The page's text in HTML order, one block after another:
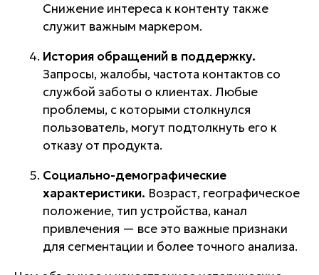
Снижение интереса к контенту также
служит важным маркером.
История обращений в поддержку.
Запросы, жалобы, частота контактов со
службой заботы о клиентах. Любые
проблемы, с которыми столкнулся
пользователь, могут подтолкнуть его к
отказу от продукта.
Социально-демографические
характеристики. Возраст, географическое
положение, тип устройства, канал
привлечения — все это важные признаки
для сегментации и более точного анализа.